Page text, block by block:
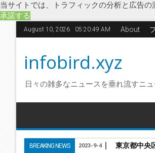
当サイトでは、トラフィックの分析と広告
承諾する
August 10, 2026 05:20:50 AM About
infobird.xyz
日々の雑多なニュースを垂れ流すニ
BREAKING NEWS 東京都中央
2023-9-4